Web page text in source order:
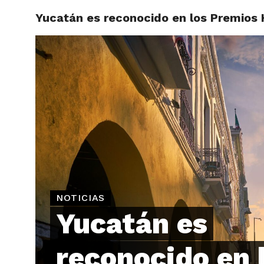
Yucatán es reconocido en los Premios
NOTICIAS
Yucatán es